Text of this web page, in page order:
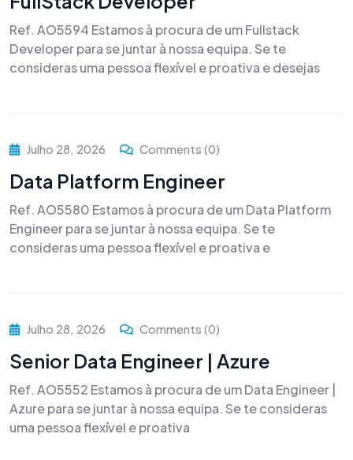
Ref. AO5594 Estamos à procura de um Fullstack
Developer para se juntar à nossa equipa. Se te
consideras uma pessoa flexível e proativa e desejas
Julho 28, 2026 Comments (0)
Data Platform Engineer
Ref. AO5580 Estamos à procura de um Data Platform
Engineer para se juntar à nossa equipa. Se te
consideras uma pessoa flexível e proativa e
Julho 28, 2026 Comments (0)
Senior Data Engineer | Azure
Ref. AO5552 Estamos à procura de um Data Engineer |
Azure para se juntar à nossa equipa. Se te consideras
uma pessoa flexível e proativa